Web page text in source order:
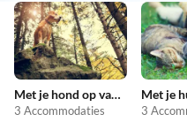
Met je hond op vakantie
3 Accommodaties 3